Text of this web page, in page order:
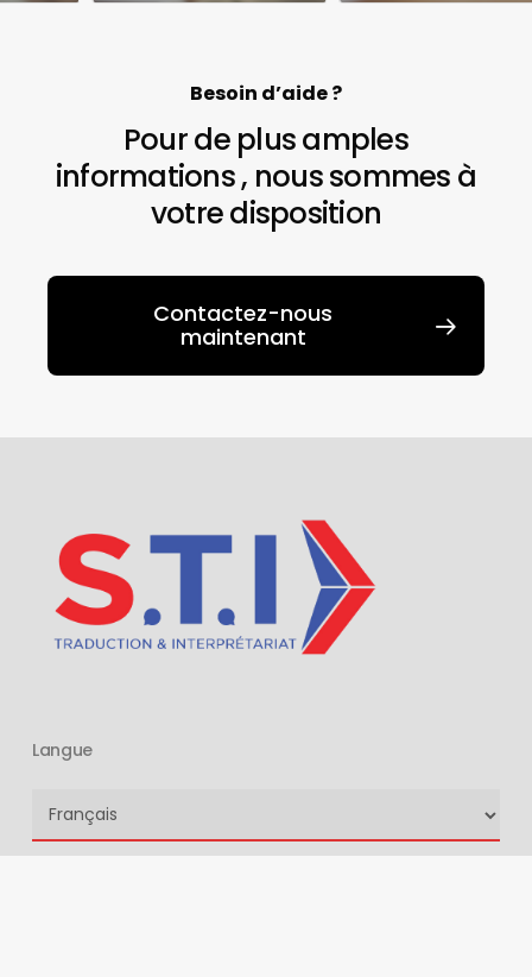
Besoin d’aide ?
Pour de plus amples
informations , nous sommes à
votre disposition
Contactez-nous
maintenant
Langue